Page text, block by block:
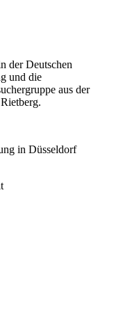
der Deutschen
und die
aus der
in Düsseldorf